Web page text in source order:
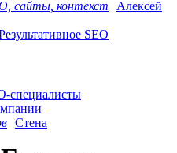
Алексей
SEO
специалисты
Стена